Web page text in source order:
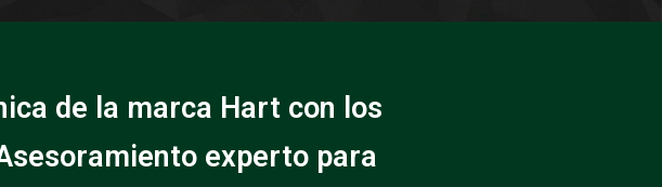
de la marca Hart con los
experto para